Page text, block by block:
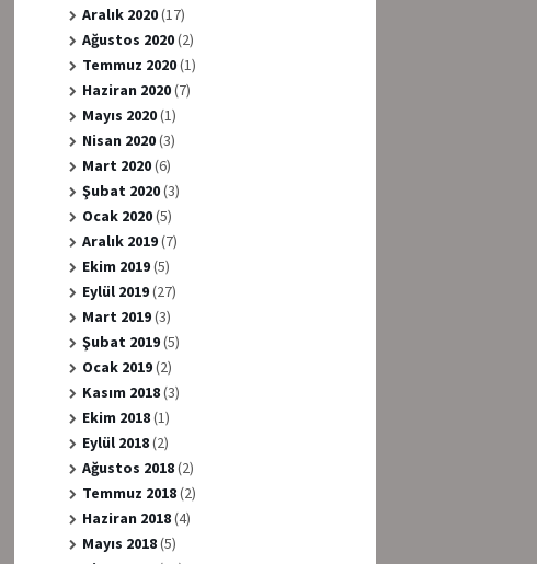
Aralık 2020(17)
Ağustos 2020(2)
Temmuz 2020(1)
Haziran 2020(7)
Mayıs 2020(1)
Nisan 2020(3)
Mart 2020(6)
Şubat 2020(3)
Ocak 2020(5)
Aralık 2019(7)
Ekim 2019(5)
Eylül 2019(27)
Mart 2019(3)
Şubat 2019(5)
Ocak 2019(2)
Kasım 2018(3)
Ekim 2018(1)
Eylül 2018(2)
Ağustos 2018(2)
Temmuz 2018(2)
Haziran 2018(4)
Mayıs 2018(5)